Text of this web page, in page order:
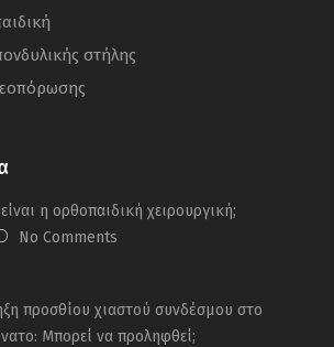
στήλης
είναι η ορθοπαιδική χειρουργική;
No Comments
προσθίου χιαστού συνδέσμου στο
Μπορεί να προληφθεί;